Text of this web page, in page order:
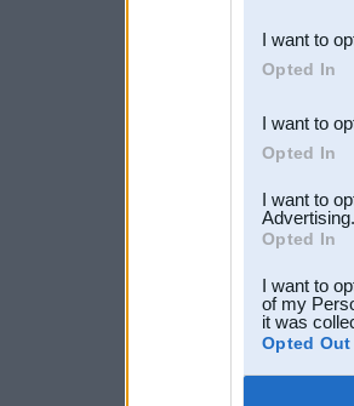
third
I want to
Opted In
I want to
Opted In
I want to
Advertising.
Opted In
I want to
of my
it was
Opted Out